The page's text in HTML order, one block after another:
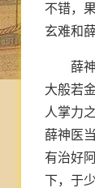
不错，
玄难和
薛
大般若
人掌力
薛神医
有治好
下，于